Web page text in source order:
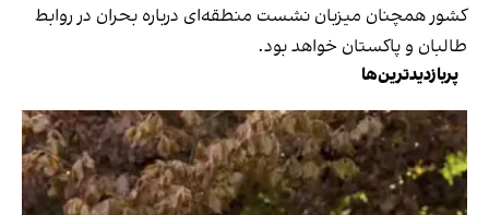
کشور همچنان میزبان نشست منطقه‌ای درباره بحران در روابط
طالبان و پاکستان خواهد بود.
پربازدیدترین‌ها